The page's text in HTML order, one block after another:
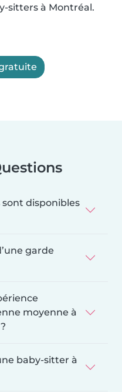
sitters à Montréal.
disponibles
garde
moyenne à
baby-sitter à